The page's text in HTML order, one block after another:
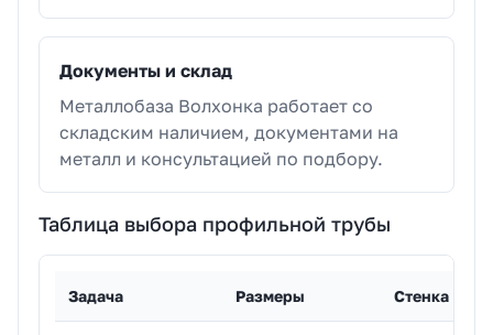
Документы и склад
Металлобаза Волхонка работает со
складским наличием, документами на
металл и консультацией по подбору.
Таблица выбора профильной трубы
Задача Размеры Стенка